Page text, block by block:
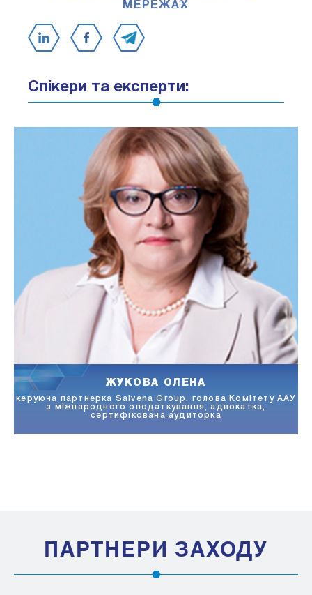
МЕРЕЖАХ
Спікери та експерти:
ЖУКОВА ОЛЕНА
керуюча партнерка Saivena Group, голова Комітету ААУ
з міжнародного оподаткування, адвокатка,
сертифікована аудиторка
ПАРТНЕРИ ЗАХОДУ